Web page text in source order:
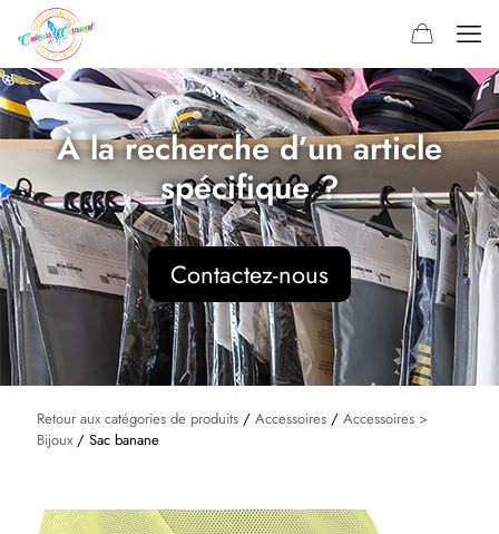
À la recherche d’un article
spécifique ?
Contactez-nous
Retour aux catégories de produits / Accessoires / Accessoires >
Bijoux / Sac banane